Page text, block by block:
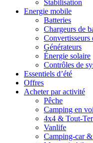
Stabilisation
Energie mobile
Batteries
Chargeurs de
Convertisseurs
Générateurs
Énergie solaire
Contrôles de
Essentiels d’été
Offres
Acheter par activité
Pêche
Camping en
4x4 & Tout-
Vanlife
Camping-car